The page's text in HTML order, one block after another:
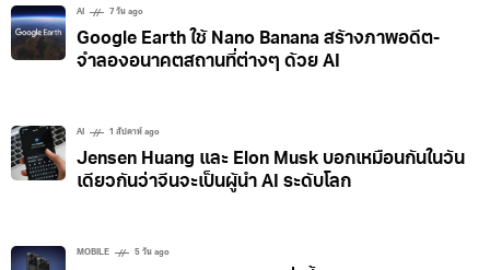
AI 7 วัน ago
Google Earth ใช้ Nano Banana สร้างภาพอดีต-
จำลองอนาคตสถานที่ต่างๆ ด้วย AI
AI 1 สัปดาห์ ago
Jensen Huang และ Elon Musk บอกเหมือนกันในวัน
เดียวกันว่าจีนจะเป็นผู้นำ AI ระดับโลก
MOBILE 5 วัน ago